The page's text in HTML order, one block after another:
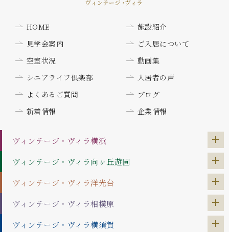
HOME
施設紹介
見学会案内
ご入居について
空室状況
動画集
シニアライフ倶楽部
入居者の声
よくあるご質問
ブログ
新着情報
企業情報
ヴィンテージ・ヴィラ横浜
ヴィンテージ・ヴィラ向ヶ丘遊園
ヴィンテージ・ヴィラ洋光台
ヴィンテージ・ヴィラ相模原
ヴィンテージ・ヴィラ横須賀